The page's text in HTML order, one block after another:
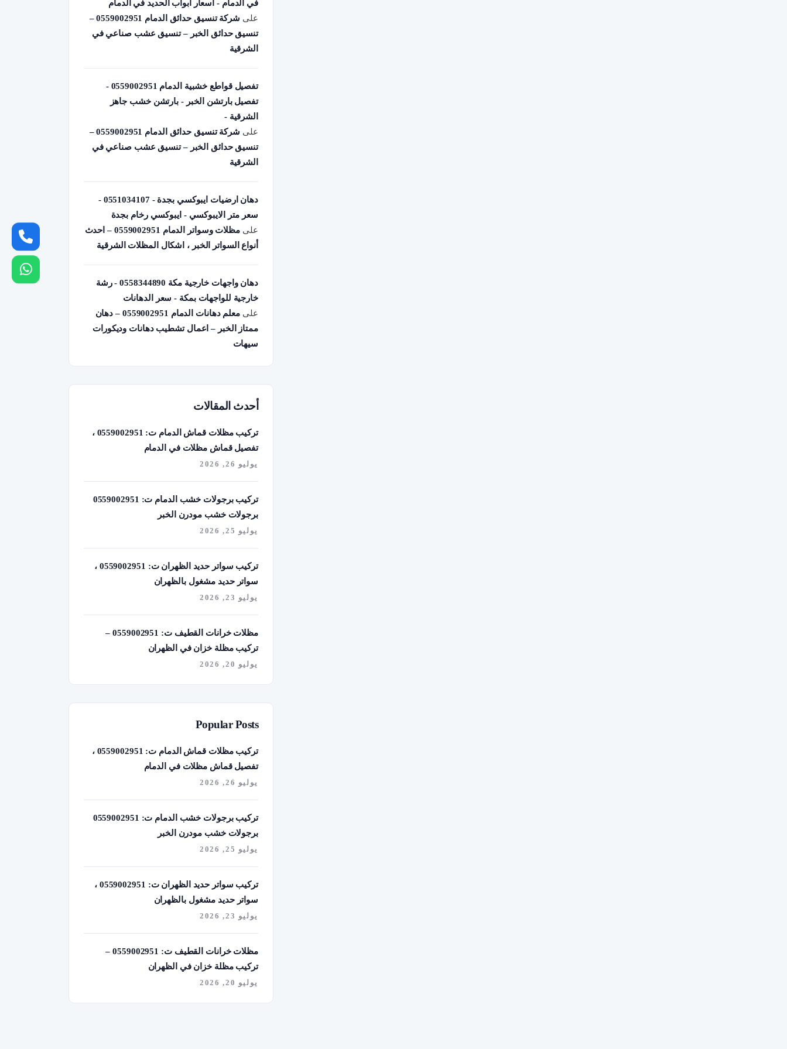
في الدمام - أسعار أبواب الحديد في الدمام
على
شركة تنسيق حدائق الدمام 0559002951 –
تنسيق حدائق الخبر – تنسيق عشب صناعي في
الشرقية
تفصيل قواطع خشبية الدمام 0559002951 -
تفصيل بارتشن الخبر - بارتشن خشب جاهز
الشرقية -
على
شركة تنسيق حدائق الدمام 0559002951 –
تنسيق حدائق الخبر – تنسيق عشب صناعي في
الشرقية
دهان ارضيات ايبوكسي بجدة - 0551034107 -
سعر متر الايبوكسي - ايبوكسي رخام بجدة
على
مظلات وسواتر الدمام 0559002951 – احدث
أنواع السواتر الخبر ، اشكال المظلات الشرقية
دهان واجهات خارجية مكة 0558344890 - رشة
خارجية للواجهات بمكة - سعر الدهانات
على
معلم دهانات الدمام 0559002951 – دهان
ممتاز الخبر – اعمال تشطيب دهانات وديكورات
سيهات
أحدث المقالات
تركيب مظلات قماش الدمام ت: 0559002951 ،
تفصيل قماش مظلات في الدمام
يوليو 26, 2026
تركيب برجولات خشب الدمام ت: 0559002951
برجولات خشب مودرن الخبر
يوليو 25, 2026
تركيب سواتر حديد الظهران ت: 0559002951 ،
سواتر حديد مشغول بالظهران
يوليو 23, 2026
مظلات خرانات القطيف ت: 0559002951 –
تركيب مظلة خزان في الظهران
يوليو 20, 2026
Popular Posts
تركيب مظلات قماش الدمام ت: 0559002951 ،
تفصيل قماش مظلات في الدمام
يوليو 26, 2026
تركيب برجولات خشب الدمام ت: 0559002951
برجولات خشب مودرن الخبر
يوليو 25, 2026
تركيب سواتر حديد الظهران ت: 0559002951 ،
سواتر حديد مشغول بالظهران
يوليو 23, 2026
مظلات خرانات القطيف ت: 0559002951 –
تركيب مظلة خزان في الظهران
يوليو 20, 2026